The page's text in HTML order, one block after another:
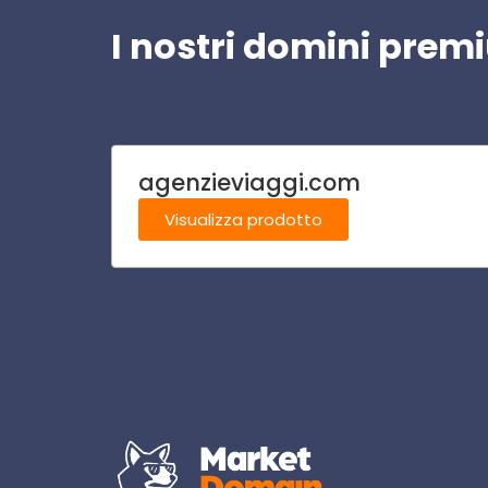
I nostri domini
agenzieviaggi.com
Visualizza prodotto